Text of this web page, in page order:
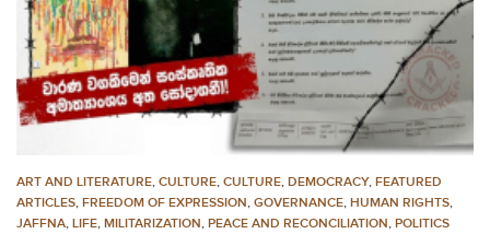
ART AND LITERATURE, CULTURE, CULTURE, DEMOCRACY, FEATURED
ARTICLES, FREEDOM OF EXPRESSION, GOVERNANCE, HUMAN RIGHTS,
JAFFNA, LIFE, MILITARIZATION, PEACE AND RECONCILIATION, POLITICS